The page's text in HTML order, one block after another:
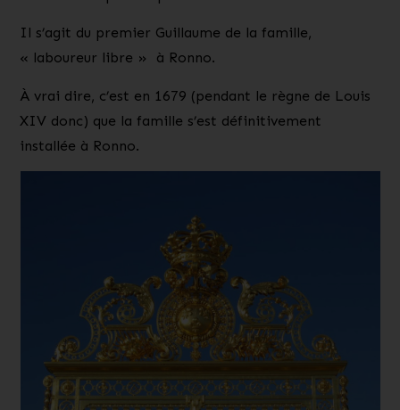
Il s’agit du premier Guillaume de la famille,
« laboureur libre » à Ronno.
À vrai dire, c’est en 1679 (pendant le règne de Louis
XIV donc) que la famille s’est définitivement
installée à Ronno.